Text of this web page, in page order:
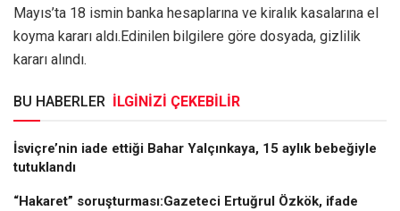
Mayıs’ta 18 ismin banka hesaplarına ve kiralık kasalarına el
koyma kararı aldı.Edinilen bilgilere göre dosyada, gizlilik
kararı alındı.
BU HABERLER İLGİNİZİ ÇEKEBİLİR
İsviçre’nin iade ettiği Bahar Yalçınkaya, 15 aylık bebeğiyle
tutuklandı
“Hakaret” soruşturması:Gazeteci Ertuğrul Özkök, ifade